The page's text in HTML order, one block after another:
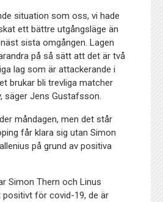
situation som oss, vi hade
ett bättre utgångsläge än
sista omgången. Lagen
på så sätt att det är två
lag som är attackerande i
brukar bli trevliga matcher
säger Jens Gustafsson.
måndagen, men det står
får klara sig utan Simon
på grund av positiva
Simon Thern och Linus
positivt för covid-19, de är